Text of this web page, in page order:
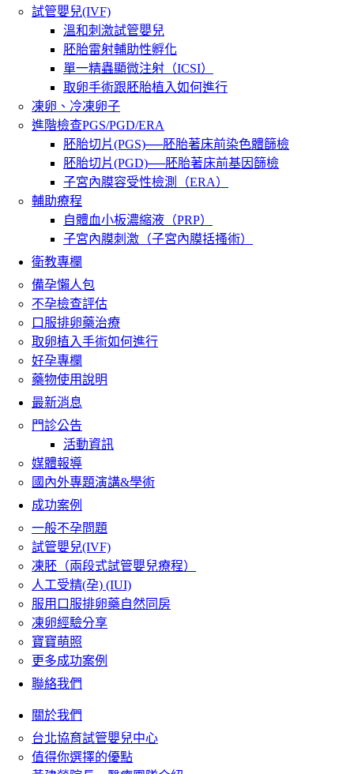
試管嬰兒(IVF)
溫和刺激試管嬰兒
胚胎雷射輔助性孵化
單一精蟲顯微注射（ICSI）
取卵手術跟胚胎植入如何進行
凍卵、冷凍卵子
進階檢查PGS/PGD/ERA
胚胎切片(PGS)──胚胎著床前染色體篩檢
胚胎切片(PGD)──胚胎著床前基因篩檢
子宮內膜容受性檢測（ERA）
輔助療程
自體血小板濃縮液（PRP）
子宮內膜刺激（子宮內膜括搔術）
衛教專欄
備孕懶人包
不孕檢查評估
口服排卵藥治療
取卵植入手術如何進行
好孕專欄
藥物使用說明
最新消息
門診公告
活動資訊
媒體報導
國內外專題演講&學術
成功案例
一般不孕問題
試管嬰兒(IVF)
凍胚（兩段式試管嬰兒療程）
人工受精(孕) (IUI)
服用口服排卵藥自然同房
凍卵經驗分享
寶寶萌照
更多成功案例
聯絡我們
關於我們
台北協育試管嬰兒中心
值得你選擇的優點